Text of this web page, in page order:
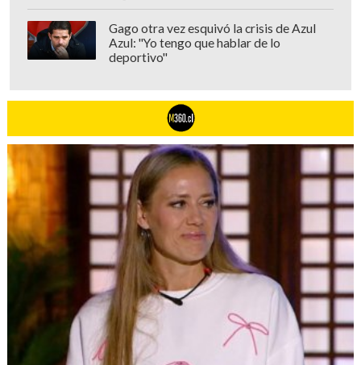
Gago otra vez esquivó la crisis de Azul
Azul: "Yo tengo que hablar de lo
deportivo"